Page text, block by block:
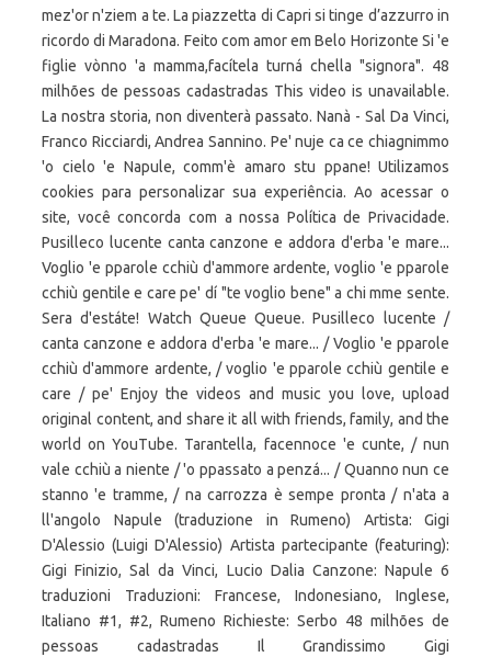
mez'or n'ziem a te. La piazzetta di Capri si tinge d’azzurro in
ricordo di Maradona. Feito com amor em Belo Horizonte Si 'e
figlie vònno 'a mamma,facítela turná chella "signora". 48
milhões de pessoas cadastradas This video is unavailable.
La nostra storia, non diventerà passato. Nanà - Sal Da Vinci,
Franco Ricciardi, Andrea Sannino. Pe' nuje ca ce chiagnimmo
'o cielo 'e Napule, comm'è amaro stu ppane! Utilizamos
cookies para personalizar sua experiência. Ao acessar o
site, você concorda com a nossa Política de Privacidade.
Pusilleco lucente canta canzone e addora d'erba 'e mare...
Voglio 'e pparole cchiù d'ammore ardente, voglio 'e pparole
cchiù gentile e care pe' dí "te voglio bene" a chi mme sente.
Sera d'estáte! Watch Queue Queue. Pusilleco lucente /
canta canzone e addora d'erba 'e mare... / Voglio 'e pparole
cchiù d'ammore ardente, / voglio 'e pparole cchiù gentile e
care / pe' Enjoy the videos and music you love, upload
original content, and share it all with friends, family, and the
world on YouTube. Tarantella, facennoce 'e cunte, / nun
vale cchiù a niente / 'o ppassato a penzá... / Quanno nun ce
stanno 'e tramme, / na carrozza è sempe pronta / n'ata a
ll'angolo Napule (traduzione in Rumeno) Artista: Gigi
D'Alessio (Luigi D'Alessio) Artista partecipante (featuring):
Gigi Finizio, Sal da Vinci, Lucio Dalia Canzone: Napule 6
traduzioni Traduzioni: Francese, Indonesiano, Inglese,
Italiano #1, #2, Rumeno Richieste: Serbo 48 milhões de
pessoas cadastradas Il Grandissimo Gigi